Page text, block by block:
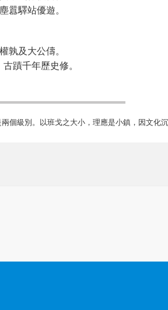
囂驛站優遊。
孰及大公儔。
古蹟千年歷史修。
個級別。以班戈之大小，理應是小鎮，因文化